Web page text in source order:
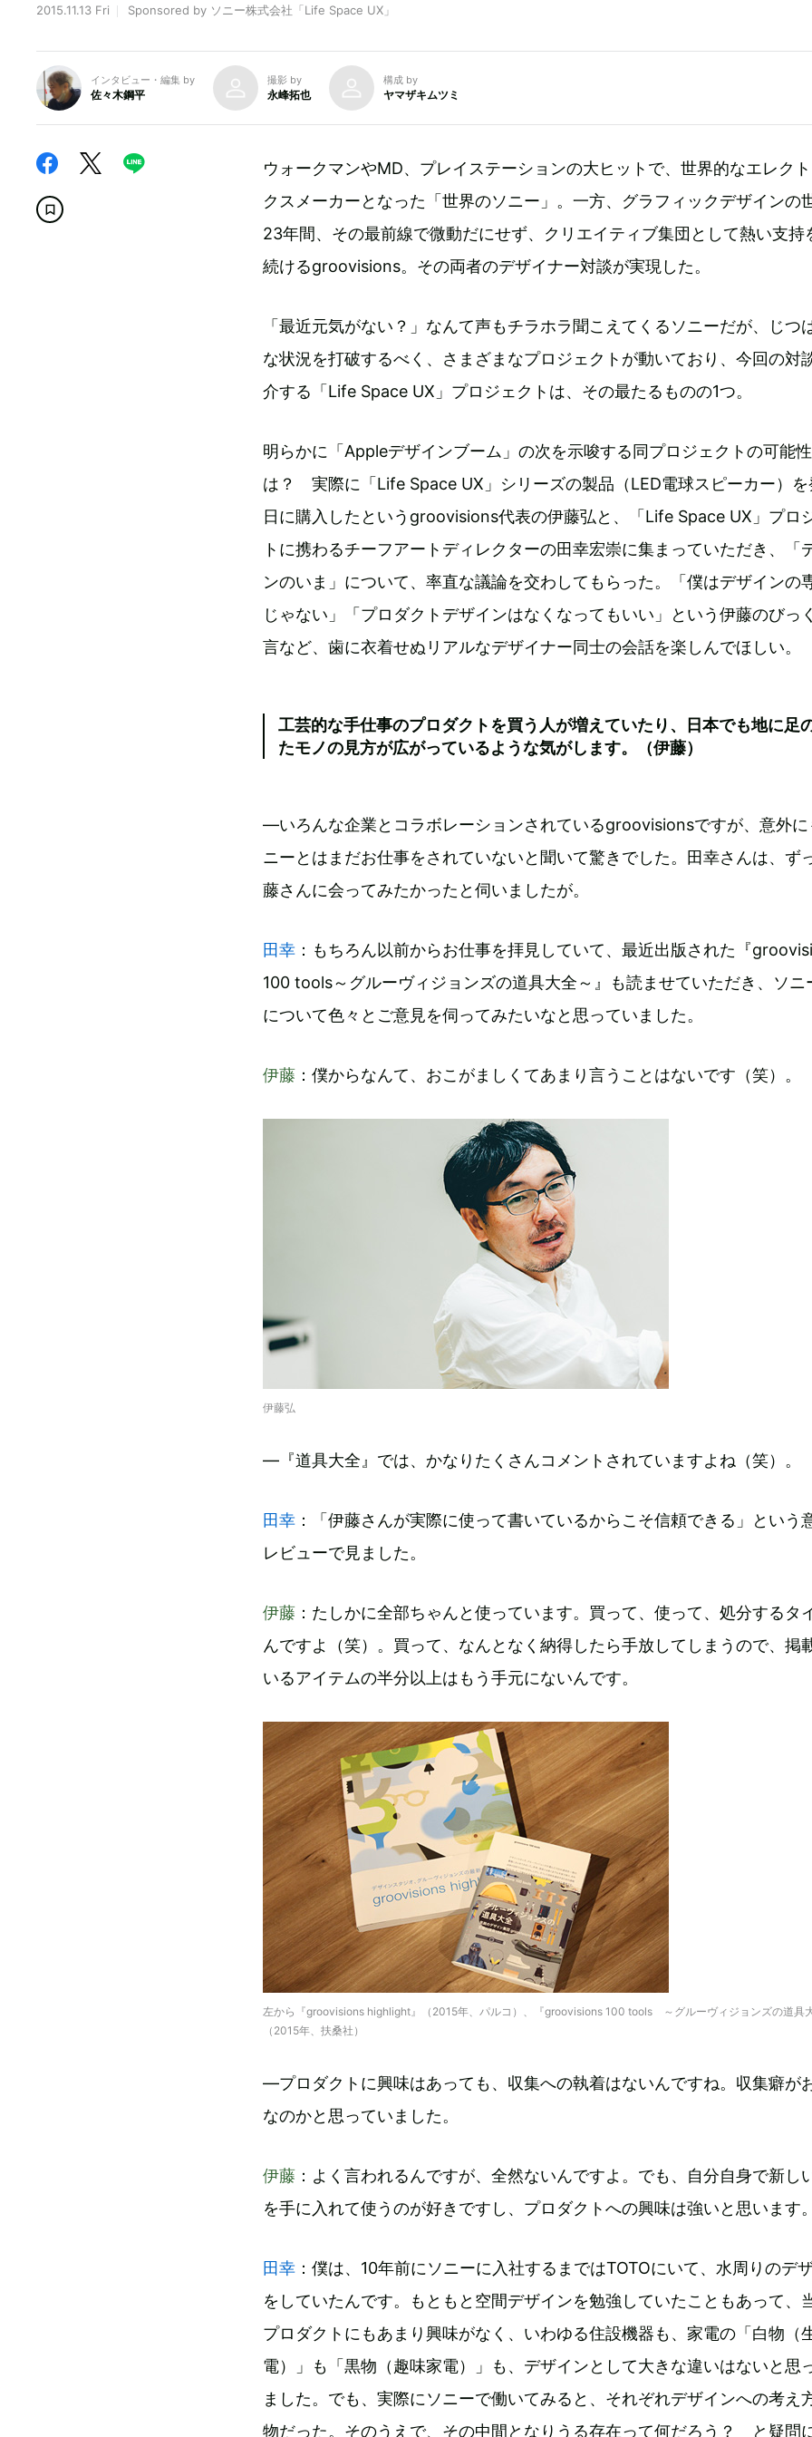
2015.11.13 Fri Sponsored by ソニー株式会社「Life Space UX」
インタビュー・編集 by
佐々木鋼平
撮影 by
永峰拓也
構成 by
ヤマザキムツミ
ウォークマンやMD、プレイステーションの大ヒットで、世界的なエレク
クスメーカーとなった「世界のソニー」。一方、グラフィックデザインの
23年間、その最前線で微動だにせず、クリエイティブ集団として熱い支持
続けるgroovisions。その両者のデザイナー対談が実現した。
「最近元気がない？」なんて声もチラホラ聞こえてくるソニーだが、じつ
な状況を打破するべく、さまざまなプロジェクトが動いており、今回の対
介する「Life Space UX」プロジェクトは、その最たるものの1つ。
明らかに「Appleデザインブーム」の次を示唆する同プロジェクトの可能性
は？ 実際に「Life Space UX」シリーズの製品（LED電球スピーカー）を
日に購入したというgroovisions代表の伊藤弘と、「Life Space UX」プロ
トに携わるチーフアートディレクターの田幸宏崇に集まっていただき、「
ンのいま」について、率直な議論を交わしてもらった。「僕はデザインの
じゃない」「プロダクトデザインはなくなってもいい」という伊藤のびっ
言など、歯に衣着せぬリアルなデザイナー同士の会話を楽しんでほしい。
工芸的な手仕事のプロダクトを買う人が増えていたり、日本でも地に足
たモノの見方が広がっているような気がします。（伊藤）
―いろんな企業とコラボレーションされているgroovisionsですが、意外に
ニーとはまだお仕事をされていないと聞いて驚きでした。田幸さんは、ず
藤さんに会ってみたかったと伺いましたが。
田幸 ：もちろん以前からお仕事を拝見していて、最近出版された『
100 tools～グルーヴィジョンズの道具大全～』も読ませていただき、ソニ
について色々とご意見を伺ってみたいなと思っていました。
伊藤 ：僕からなんて、おこがましくてあまり言うことはないです（笑）。
伊藤弘
―『道具大全』では、かなりたくさんコメントされていますよね（笑）。
田幸 ：「伊藤さんが実際に使って書いているからこそ信頼できる」という
レビューで見ました。
伊藤 ：たしかに全部ちゃんと使っています。買って、使って、処分するタ
んですよ（笑）。買って、なんとなく納得したら手放してしまうので、掲
いるアイテムの半分以上はもう手元にないんです。
左から『groovisions highlight』（2015年、パルコ）、『groovisions 100 tools ～グルーヴィジョンズの道具大
（2015年、扶桑社）
―プロダクトに興味はあっても、収集への執着はないんですね。収集癖が
なのかと思っていました。
伊藤 ：よく言われるんですが、全然ないんですよ。でも、自分自身で新し
を手に入れて使うのが好きですし、プロダクトへの興味は強いと思います。
田幸 ：僕は、10年前にソニーに入社するまではTOTOにいて、水周りのデ
をしていたんです。もともと空間デザインを勉強していたこともあって、
プロダクトにもあまり興味がなく、いわゆる住設機器も、家電の「白物（
電）」も「黒物（趣味家電）」も、デザインとして大きな違いはないと思
ました。でも、実際にソニーで働いてみると、それぞれデザインへの考え
物だった。そのうえで、その中間となりうる存在って何だろう？ と疑問